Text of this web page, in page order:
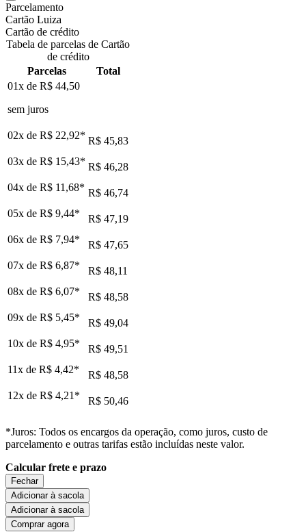
Parcelamento
Cartão Luiza
Cartão de crédito
Tabela de parcelas de Cartão
de crédito
Parcelas
Total
01x de R$ 44,50
sem juros
02x de R$ 22,92* R$ 45,83
03x de R$ 15,43* R$ 46,28
04x de R$ 11,68* R$ 46,74
05x de R$ 9,44*
R$ 47,19
06x de R$ 7,94*
R$ 47,65
07x de R$ 6,87*
R$ 48,11
08x de R$ 6,07*
R$ 48,58
09x de R$ 5,45*
R$ 49,04
10x de R$ 4,95*
R$ 49,51
11x de R$ 4,42*
R$ 48,58
12x de R$ 4,21 * R$ 50,46
*Juros: Todos os encargos da operação, como juros, custo de
parcelamento e outras tarifas estão incluídas neste valor.
Calcular frete e prazo
Fechar
Adicionar à sacola
Adicionar à sacola
Comprar agora